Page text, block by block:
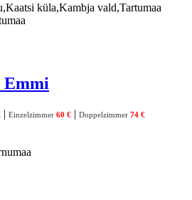
küla,Kambja vald,Tartumaa
| Einzelzimmer 60 € | Doppelzimmer 74 €